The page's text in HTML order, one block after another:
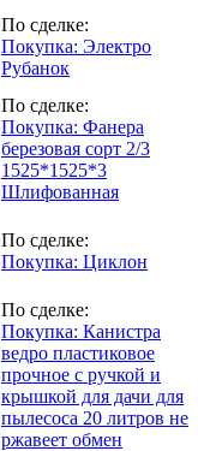
По сделке:
Покупка: Электро
Рубанок
По сделке:
Покупка: Фанера
березовая сорт 2/3
1525*1525*3
Шлифованная
По сделке:
Покупка: Циклон
По сделке:
Покупка: Канистра
ведро пластиковое
прочное с ручкой и
крышкой для дачи для
пылесоса 20 литров не
ржавеет обмен